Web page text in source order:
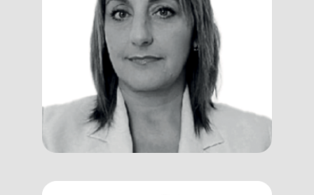
Raffaella
Sestilli
Operative Governance